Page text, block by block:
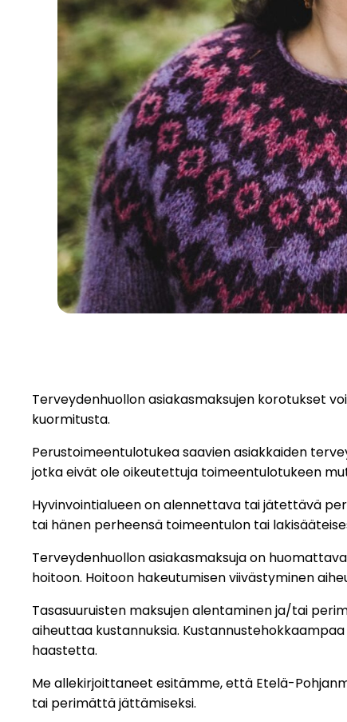
Terveydenhuollon asiakasmaksujen korotukset
kuormitusta.
Perustoimeentulotukea saavien asiakkaiden
jotka eivät ole oikeutettuja toimeentulotukeen
Hyvinvointialueen on alennettava tai jätettävä
tai hänen perheensä toimeentulon tai
Terveydenhuollon asiakasmaksuja on
hoitoon. Hoitoon hakeutumisen viivästyminen
Tasasuuruisten maksujen alentaminen ja/tai
aiheuttaa kustannuksia.
haastetta.
Me allekirjoittaneet esitämme, että Etelä-
tai perimättä jättämiseksi.